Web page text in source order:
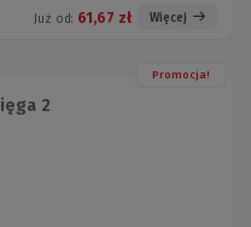
Już od: 61,67 zł Więcej
Promocja!
2